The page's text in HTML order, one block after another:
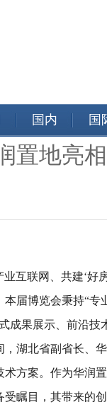
国内 国
置地亮
互联网、共建‘好
届博览会秉持“专
成果展示、前沿技
湖北省副省长、
方案。作为华润
瞩目，其带来的